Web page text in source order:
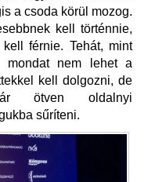
a csoda körül mozog.
kell történnie,
férnie. Tehát, mint
mondat nem lehet a
kell dolgozni, de
ötven oldalnyi
sűríteni.